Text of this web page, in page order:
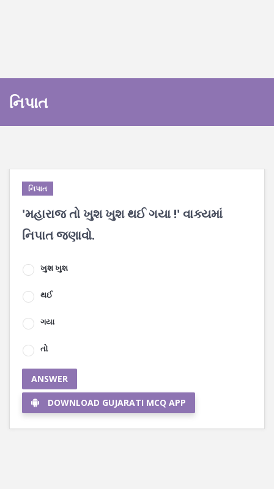
નિપાત
નિપાત
'મહારાજ તો ખુશ ખુશ થઈ ગયા !' વાક્યમાં
નિપાત જણાવો.
ખુશ ખુશ
થઈ
ગયા
તો
ANSWER
DOWNLOAD GUJARATI MCQ APP